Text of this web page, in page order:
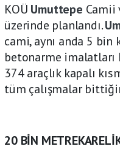
KOÜ Umuttepe Camii
üzerinde planlandı.
cami, aynı anda 5
betonarme imalatları
374 araçlık kapalı
tüm çalışmalar
20 BİN